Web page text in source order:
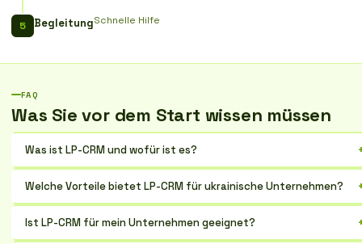
BegleitungSchnelle Hilfe
FAQ
Was Sie vor dem Start wissen müssen
Was ist LP-CRM und wofür ist es?
um mehr Kunden zu gewinnen und den Gewinn zu steigern
Welche Vorteile bietet LP-CRM für ukrainische Unternehmen?
Analyse der Effektivität von Werbung, Steigerung des Umsatzes
Ist LP-CRM für mein Unternehmen geeignet?